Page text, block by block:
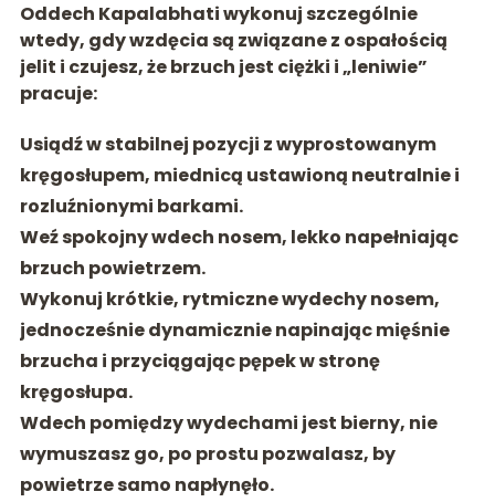
Oddech Kapalabhati wykonuj szczególnie
wtedy, gdy wzdęcia są związane z ospałością
jelit i czujesz, że brzuch jest ciężki i „leniwie”
pracuje:
Usiądź w stabilnej pozycji z wyprostowanym
kręgosłupem, miednicą ustawioną neutralnie i
rozluźnionymi barkami.
Weź spokojny wdech nosem, lekko napełniając
brzuch powietrzem.
Wykonuj krótkie, rytmiczne wydechy nosem,
jednocześnie dynamicznie napinając mięśnie
brzucha i przyciągając pępek w stronę
kręgosłupa.
Wdech pomiędzy wydechami jest bierny, nie
wymuszasz go, po prostu pozwalasz, by
powietrze samo napłynęło.